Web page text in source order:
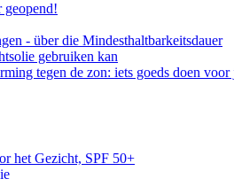
geopend!
- über die Mindesthaltbarkeitsdauer
gebruiken kan
tegen de zon: iets goeds doen voor
het Gezicht, SPF 50+